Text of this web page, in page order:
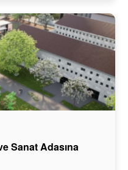
Sanat Adasına